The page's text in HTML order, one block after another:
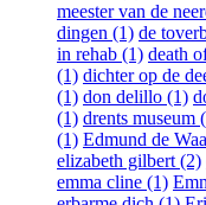
meester van de
dingen (1) de
in rehab (1) death
(1) dichter op de
(1) don delillo (1)
(1) drents museum
(1) Edmund de
elizabeth gilbert (2)
emma cline (1)